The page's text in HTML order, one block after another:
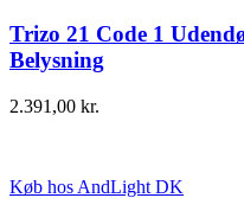
Trizo 21 Code 1
Belysning
2.391,00 kr.
Køb hos AndLight DK